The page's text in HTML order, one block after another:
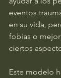
eventos
en su vida,
fobias o
ciertos
Este modelo